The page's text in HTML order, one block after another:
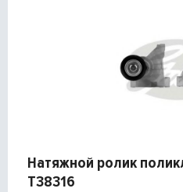
Натяжной ролик
T38316